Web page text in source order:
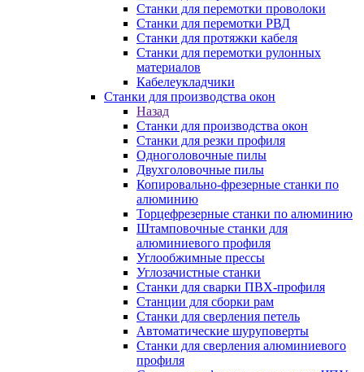
Станки для перемотки проволоки
Станки для перемотки РВД
Станки для протяжки кабеля
Станки для перемотки рулонных
материалов
Кабелеукладчики
Станки для производства окон
Назад
Станки для производства окон
Станки для резки профиля
Одноголовочные пилы
Двухголовочные пилы
Копировально-фрезерные станки по
алюминию
Торцефрезерные станки по алюминию
Штамповочные станки для
алюминиевого профиля
Углообжимные прессы
Углозачистные станки
Станки для сварки ПВХ-профиля
Станции для сборки рам
Станки для сверления петель
Автоматические шуруповерты
Станки для сверления алюминиевого
профиля